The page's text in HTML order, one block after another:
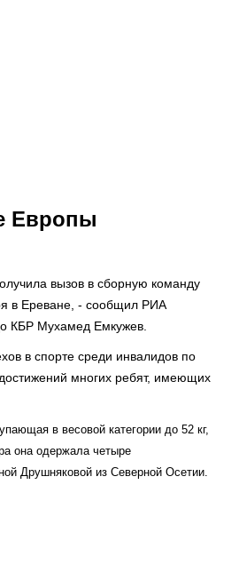
Европы
вызов в сборную команду
в Ереване, - сообщил РИА
КБР Мухамед Емкужев.
в спорте среди инвалидов по
многих ребят, имеющих
в весовой категории до 52 кг,
она одержала четыре
Друшняковой из Северной Осетии.